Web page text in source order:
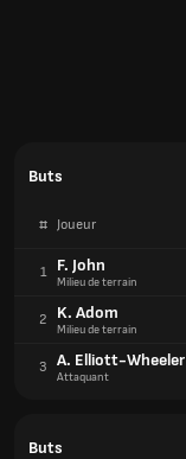
Buts
# Joueur
1 F. John
Milieu de terrain
2 K. Adom
Milieu de terrain
3 A. Elliott-Wheeler
Attaquant
Buts